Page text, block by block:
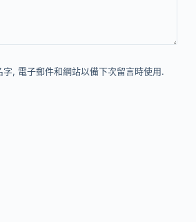
字, 電子郵件和網站以備下次留言時使用.